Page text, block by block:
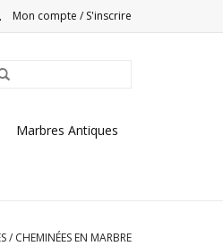
Mon compte / S'inscrire
Marbres Antiques
/ CHEMINÉES EN MARBRE